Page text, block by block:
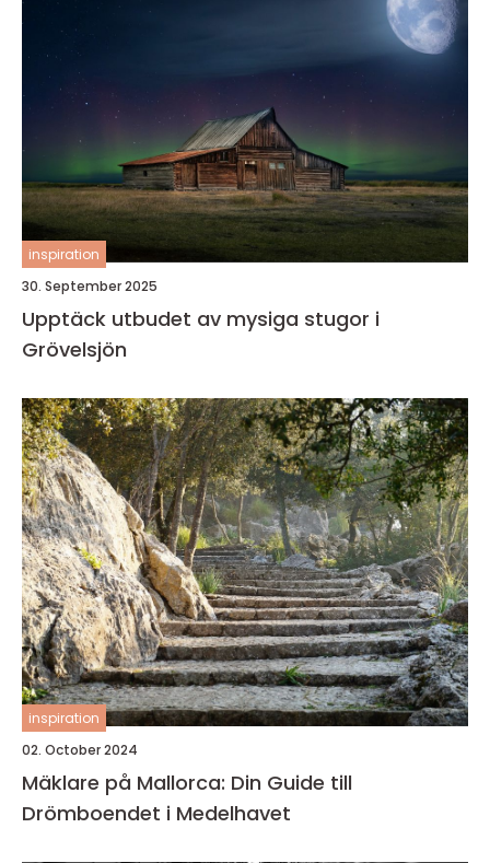
inspiration
30. September 2025
Upptäck utbudet av mysiga stugor i
Grövelsjön
inspiration
02. October 2024
Mäklare på Mallorca: Din Guide till
Drömboendet i Medelhavet